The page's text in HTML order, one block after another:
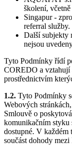
školení,
Singapur -
referral služby.
Další subjekty
nejsou
Tyto Podmínky řídí
COREDO a vztahují
prostřednictvím
1.2. Tyto Podmínky
Webových
Smlouvě o
komunikačním
dostupné. V
součást dohody